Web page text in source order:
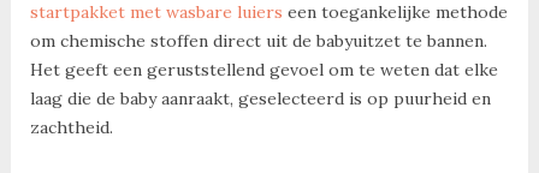
startpakket met wasbare luiers een toegankelijke methode
om chemische stoffen direct uit de babyuitzet te bannen.
Het geeft een geruststellend gevoel om te weten dat elke
laag die de baby aanraakt, geselecteerd is op puurheid en
zachtheid.